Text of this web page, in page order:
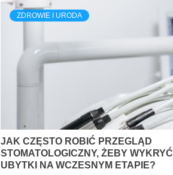
ZDROWIE I URODA
JAK CZĘSTO ROBIĆ PRZEGLĄD
STOMATOLOGICZNY, ŻEBY WYKRYĆ
UBYTKI NA WCZESNYM ETAPIE?